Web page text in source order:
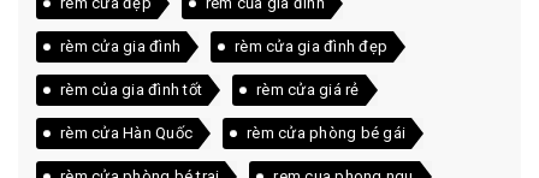
rèm cửa gia đình rèm cửa gia đình đẹp
rèm của gia đình tốt rèm cửa giá rẻ
rèm cửa Hàn Quốc rèm cửa phòng bé gái